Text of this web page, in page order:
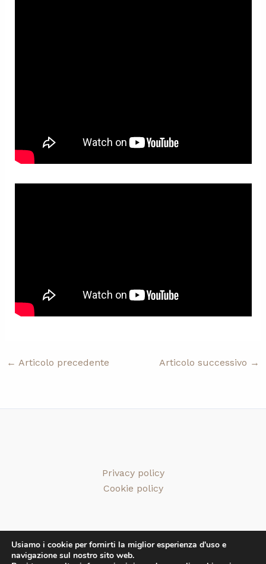
← Articolo precedente Articolo successivo →
Privacy policy
Cookie policy
Usiamo i cookie per fornirti la miglior esperienza d'uso e
navigazione sul nostro sito web.